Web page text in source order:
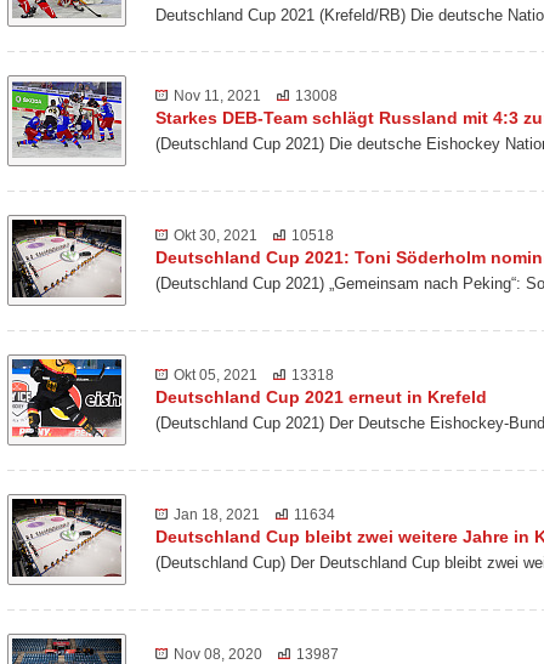
Deutschland Cup 2021 (Krefeld/RB) Die deutsche
Nov 11, 2021 13008
Starkes DEB-Team schlägt Russland mit 4:3
(Deutschland Cup 2021) Die deutsche Eishockey
Okt 30, 2021 10518
Deutschland Cup 2021: Toni Söderholm
(Deutschland Cup 2021) „Gemeinsam nach Peking“:
Okt 05, 2021 13318
Deutschland Cup 2021 erneut in Krefeld
(Deutschland Cup 2021) Der Deutsche Eishockey-
Jan 18, 2021 11634
Deutschland Cup bleibt zwei weitere Jahre in
(Deutschland Cup) Der Deutschland Cup bleibt zwei
Nov 08, 2020 13987